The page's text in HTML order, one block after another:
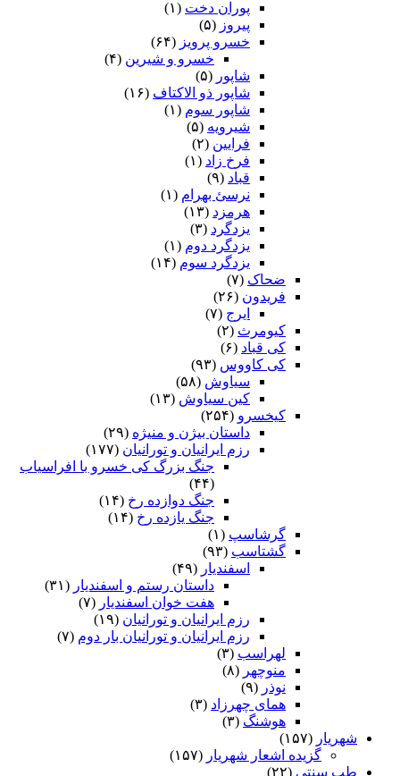
پوران دخت (۱)
پیروز (۵)
خسرو پرویز (۶۴)
خسرو و شیرین (۴)
شاپور (۵)
شاپور ذو الاکتاف (۱۶)
شاپور سوم‏ (۱)
شیرویه (۵)
فرایین (۲)
فرخ زاد (۱)
قباد (۹)
نرسئ بهرام‏ (۱)
هرمزد (۱۳)
یزدگرد (۳)
یزدگرد دوم (۱)
یزدگرد سوم (۱۴)
ضحاک (۷)
فریدون (۲۶)
ایرج (۷)
کیومرث (۲)
کی قباد (۶)
کی کاووس (۹۳)
سیاوش (۵۸)
کین سیاوش (۱۳)
کیخسرو (۲۵۴)
داستان بیژن و منیژه (۲۹)
رزم ایرانیان و تورانیان (۱۷۷)
جنگ بزرگ کی خسرو با افراسیاب
(۴۴)
جنگ دوازده رخ (۱۴)
جنگ یازده رخ (۱۴)
گرشاسپ (۱)
گشتاسب (۹۳)
اسفندیار (۴۹)
داستان رستم و اسفندیار (۳۱)
هفت خوان اسفندیار (۷)
رزم ایرانیان و تورانیان (۱۹)
رزم ایرانیان و تورانیان بار دوم (۷)
لهراسب (۳)
منوچهر (۸)
نوذر (۹)
هماى چهرزاد (۳)
هوشنگ (۳)
شهریار (۱۵۷)
گزیده اشعار شهریار (۱۵۷)
طب سنتی (۲۲)